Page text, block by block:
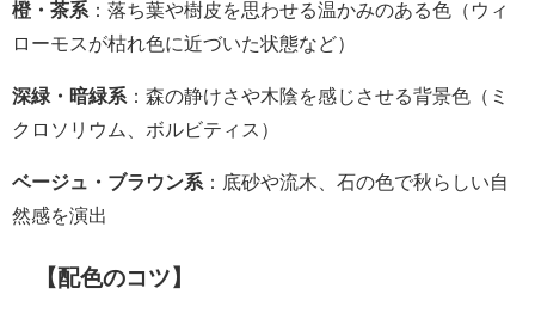
橙・茶系 ：落ち葉や樹皮を思わせる温かみのある色（ウィ
ローモスが枯れ色に近づいた状態など）
深緑・暗緑系 ：森の静けさや木陰を感じさせる背景色（ミ
クロソリウム、ボルビティス）
ベージュ・ブラウン系 ：底砂や流木、石の色で秋らしい自
然感を演出
【配色のコツ】